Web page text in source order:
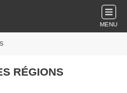
MENU
RÉGIONS